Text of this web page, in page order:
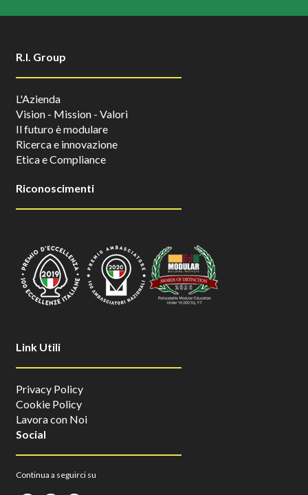
R.I. Group
L'Azienda
Vision - Mission - Valori
Il futuro è modulare
Ricerca e innovazione
Etica e Compliance
Riconoscimenti
Link Utili
Privacy Policy
Cookie Policy
Lavora con Noi
Social
Continua a seguirci su